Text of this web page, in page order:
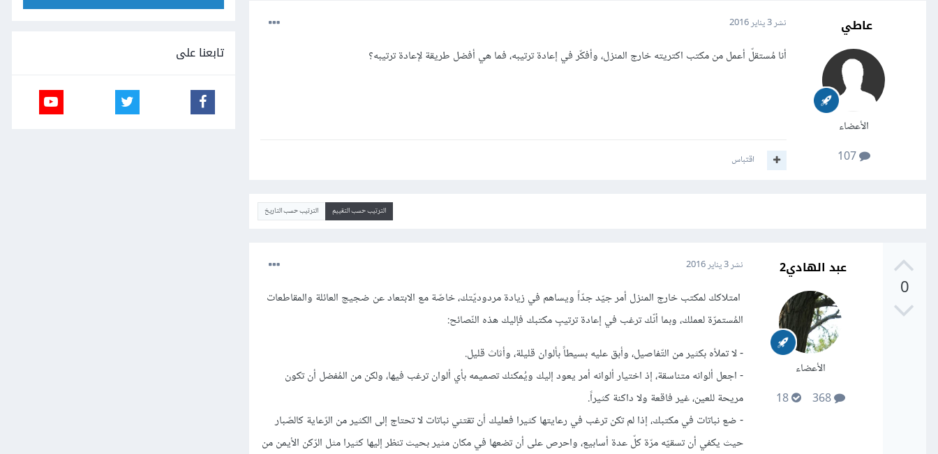
عاطي
الأعضاء
107
نشر3 يناير 2016
أنا مُستقلّ أعمل من مكتب اكتريته خارج المنزل، وأفكّر في إعادة ترتيبه، فما هي أفضل طريقة لإعادة ترتيبه؟
اقتباس
الترتيب حسب التقييم الترتيب حسب التاريخ
0
عبد الهادي2
الأعضاء
368
18
نشر3 يناير 2016
امتلاكك لمكتب خارج المنزل أمر جيّد جدّاً ويساهم في زيادة مردوديّتك، خاصّة مع الابتعاد عن ضجيج العائلة والمقاطعات
المُستمرّة لعملك، وبما أنّك ترغب في إعادة ترتيبِ مكتبك فإليك هذه النّصائح:
- لا تملأه بكثير من التّفاصيل، وأبق عليه بسيطاً بألوان قليلة، وأثاث قليل.
- اجعل ألوانه متناسقة، إذ اختيار ألوانه أمر يعود إليك ويُمكنك تصميمه بأي ألوان ترغب فيها، ولكن من المُفضل أن تكون
مريحة للعين، غير فاقعة ولا داكنة كثيراً.
- ضع نباتات في مكتبك، إذا لم تكن ترغب في رعايتها كثيرا فعليك أن تقتني نباتات لا تحتاج إلى الكثير من الرّعاية كالصّبار
حيث يكفي أن تسقيّه مرّة كلّ عدة أسابيع، واحرص على أن تضعها في مكان مثير بحيث تنظر إليها كثيرا مثل الرّكن الأيمن من
تابعنا على